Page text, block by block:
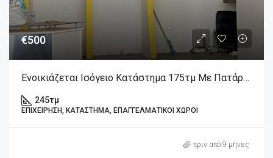
€500
Ενοικιάζεται Ισόγειο Κατάστημα 175τμ Με Πατάρι 70τμ, Στην Λιβαδειά Βοιωτίας.
245τμ
ΕΠΙΧΕΊΡΗΣΗ, ΚΑΤΆΣΤΗΜΑ, ΕΠΑΓΓΕΛΜΑΤΙΚΟΊ ΧΏΡΟΙ
πριν από 9 μήνες